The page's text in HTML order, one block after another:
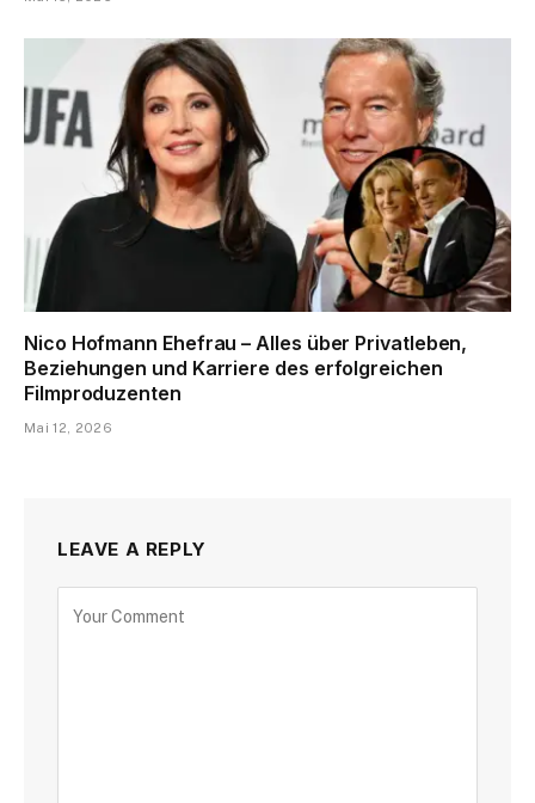
Nico Hofmann Ehefrau – Alles über Privatleben,
Beziehungen und Karriere des erfolgreichen
Filmproduzenten
Mai 12, 2026
LEAVE A REPLY